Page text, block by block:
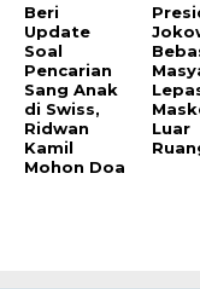
Beri
Update
Soal
Pencarian
Sang Anak
di Swiss,
Ridwan
Kamil
Mohon Doa
Luar